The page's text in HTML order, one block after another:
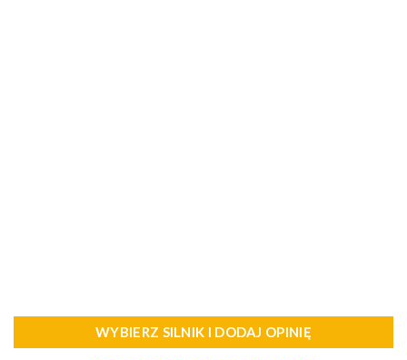
WYBIERZ SILNIK I DODAJ OPINIĘ